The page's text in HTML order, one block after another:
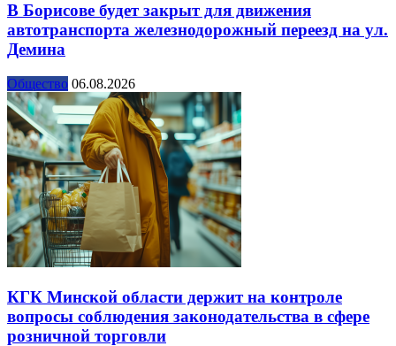
В Борисове будет закрыт для движения
автотранспорта железнодорожный переезд на ул.
Демина
Общество 06.08.2026
КГК Минской области держит на контроле
вопросы соблюдения законодательства в сфере
розничной торговли